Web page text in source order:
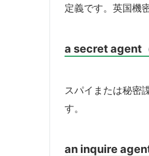
定義です。英国機
a secret agent（
スパイまたは秘密
す。
an inquire agent